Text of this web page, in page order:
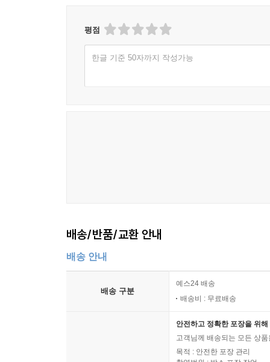
검사와 사법경찰관의 상호협력과 일반적 수사준
(경찰청)피의자 유치 및 호송 규칙[시행 2022. 10.
교통사고처리 특례법(약칭: 교통사고처리법)[시행
집회 및 시위에 관한 법률 시행령(약칭: 집시법 시
국가보안법[시행 2017. 7. 7.] / 465
보안관찰법[시행 2020. 8. 5.] / 472
남북교류협력에 관한 법률(약칭: 남북교류협력법)[
북한이탈주민의 보호 및 정착지원에 관한 법률(약
범죄인 인도법[시행 2021. 1. 5.] / 487
출입국관리법[시행 2023. 6. 14.] / 491
국적법[시행 2022. 10. 1.] / 502
평점
한글 기준 50자까지 작성가능
배송/반품/교환 안내
배송 안내
배송 구분
예스24 배송
배송비 : 무료배송
안전하고 정확한 포장을 위
고객님께 배송되는 모든 상
목적 : 안전한 포장 관리